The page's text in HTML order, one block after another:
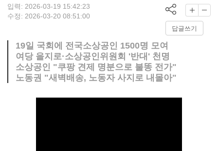
입력: 2026-03-19 15:42:23
수정: 2026-03-20 08:51:00
답글쓰기
19일 국회에 전국소상공인 1500명 모여
여당 을지로·소상공인위원회 '반대' 천명
소상공인 "쿠팡 견제 명분으로 불똥 전가"
노동권 "새벽배송, 노동자 사지로 내몰아"